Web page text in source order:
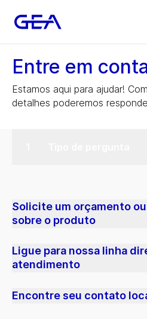
Entre em
Estamos aqui para ajudar!
detalhes poderemos
Solicite um orçamento
sobre o produto
Ligue para nossa linha
atendimento
Encontre seu contato